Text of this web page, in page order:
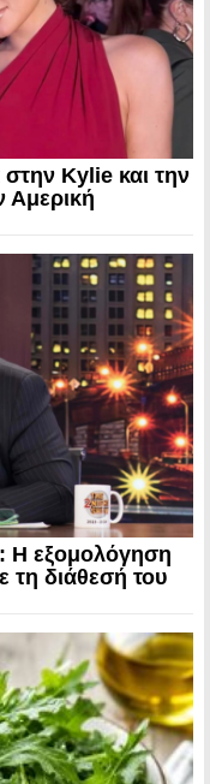
Kylie και την
Η εξομολόγηση
τη διάθεσή του